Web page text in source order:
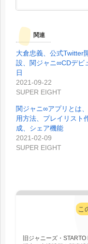
関連
大倉忠義、公式Twitter
設、関ジャニ∞CDデビ
日
2021-09-22
SUPER EIGHT
関ジャニ∞アプリとは、
用方法、プレイリスト
成、シェア機能
2021-02-09
SUPER EIGHT
こ
旧ジャニーズ・